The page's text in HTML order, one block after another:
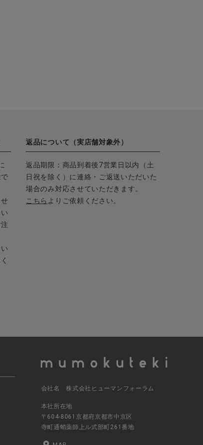
返品について（実店舗対象外）
返品期限：商品到着後7営業日以内（土
日祝を除く）に連絡・ご返送いただいた
場合のみ対応させていただきます。
こちら よりご依頼ください。
会社名 株式会社ヒューマンフォーラム
本社所在地
〒604-8061京都府京都市中京区
寺町通蛸薬師上ル式部町261番地